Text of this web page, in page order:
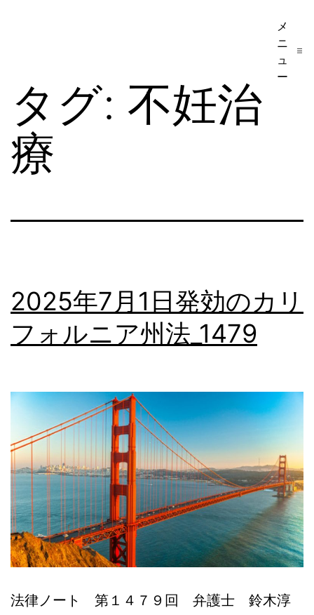
ス
キ
プ
カ
移
民・
ビ
手
の
日
本
談
メ
ニ
ュ
ー
タグ: 不妊治
療
2025年7月1日発効のカリ
フォルニア州法_1479
法律ノート 第１４７９回 弁護士 鈴木淳